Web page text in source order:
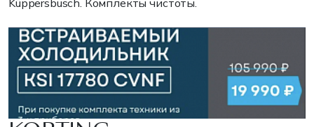
Küppersbusch. Комплекты чистоты.